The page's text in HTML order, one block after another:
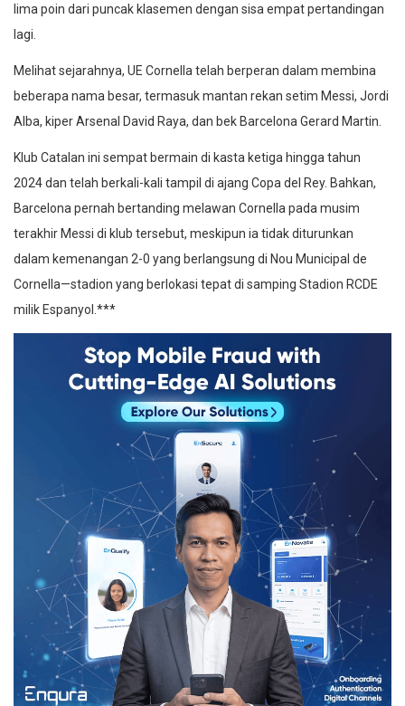
lima poin dari puncak klasemen dengan sisa empat pertandingan
lagi.
Melihat sejarahnya, UE Cornella telah berperan dalam membina
beberapa nama besar, termasuk mantan rekan setim Messi, Jordi
Alba, kiper Arsenal David Raya, dan bek Barcelona Gerard Martin.
Klub Catalan ini sempat bermain di kasta ketiga hingga tahun
2024 dan telah berkali-kali tampil di ajang Copa del Rey. Bahkan,
Barcelona pernah bertanding melawan Cornella pada musim
terakhir Messi di klub tersebut, meskipun ia tidak diturunkan
dalam kemenangan 2-0 yang berlangsung di Nou Municipal de
Cornella—stadion yang berlokasi tepat di samping Stadion RCDE
milik Espanyol.***